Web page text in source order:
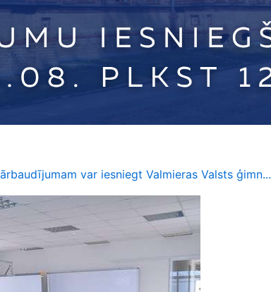
var iesniegt Valmieras Valsts ģimn...